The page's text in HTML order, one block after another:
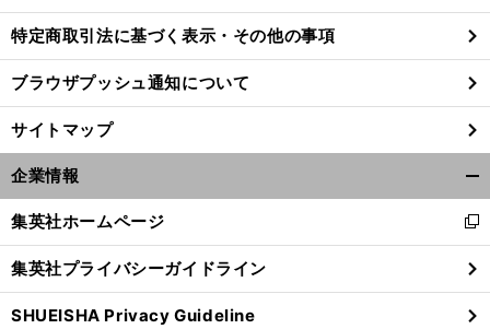
特定商取引法に基づく表示・その他の事項
ブラウザプッシュ通知について
サイトマップ
企業情報
閉
る
集英社ホームページ
新
し
い
ウ
ィ
集英社プライバシーガイドライン
SHUEISHA Privacy Guideline